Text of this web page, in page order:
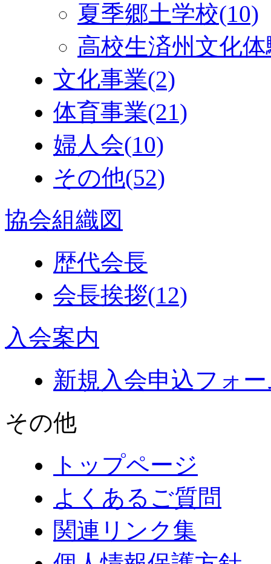
夏季郷土学校(10)
高校生済州文化
文化事業(2)
体育事業(21)
婦人会(10)
その他(52)
協会組織図
歴代会長
会長挨拶(12)
入会案内
新規入会申込フォ
その他
トップページ
よくあるご質問
関連リンク集